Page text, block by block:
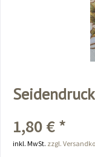
1,80 € *
inkl. MwSt. zzgl.